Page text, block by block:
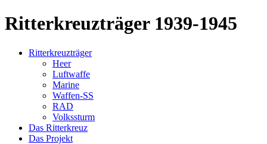
Ritterkreuzträger 1939-1945
Ritterkreuzträger
Heer
Luftwaffe
Marine
Waffen-SS
RAD
Volkssturm
Das Ritterkreuz
Das Projekt